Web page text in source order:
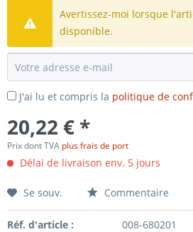
Avertissez-moi lorsque
disponible.
J'ai lu et compris la politique de
20,22 € *
Prix dont TVA plus frais de port
Délai de livraison env. 5 jours
Se souv. Commentaire
Réf. d'article : 008-680201